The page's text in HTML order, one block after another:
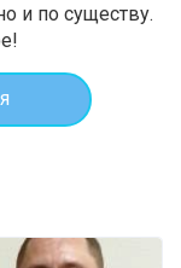
и по существу.